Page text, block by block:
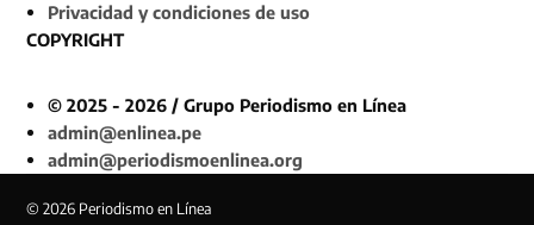
Privacidad y condiciones de uso
COPYRIGHT
© 2025 - 2026 / Grupo Periodismo en Línea
admin@enlinea.pe
admin@periodismoenlinea.org
© 2026 Periodismo en Línea